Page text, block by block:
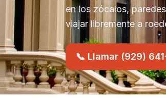
en los zócalos,
viajar libremente a
📞 Llamar (929)